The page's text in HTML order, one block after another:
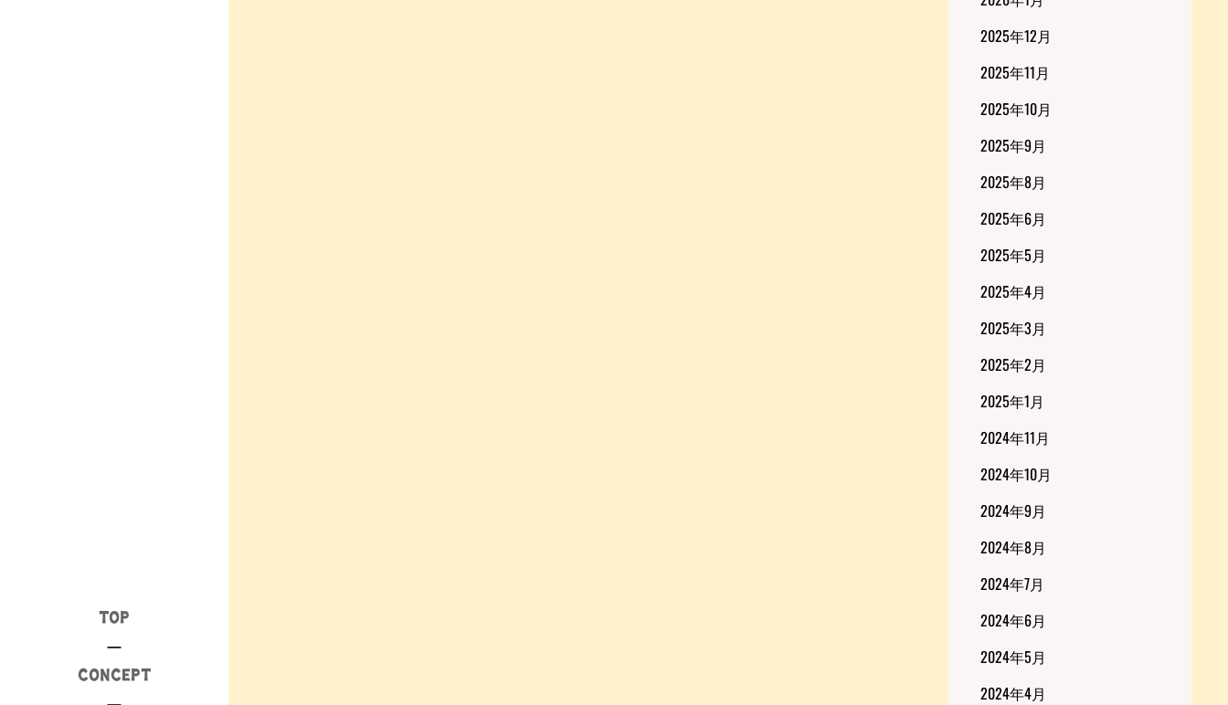
TOP
CONCEPT
2025年12月
2025年11月
2025年10月
2025年9月
2025年8月
2025年6月
2025年5月
2025年4月
2025年3月
2025年2月
2025年1月
2024年11月
2024年10月
2024年9月
2024年8月
2024年7月
2024年6月
2024年5月
2024年4月